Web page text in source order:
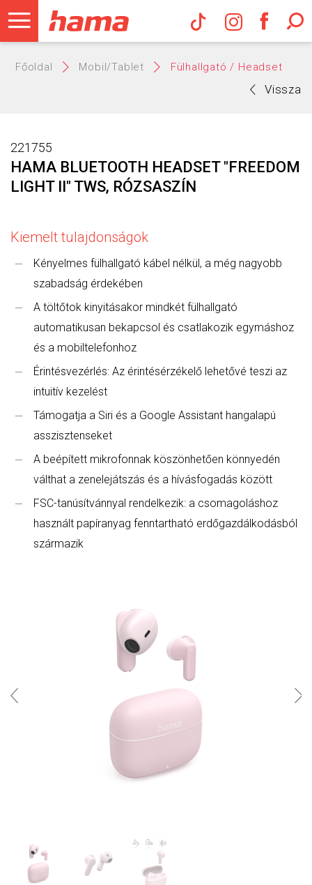
Hama
Főoldal Mobil/Tablet Fülhallgató / Headset
Vissza
221755
HAMA BLUETOOTH HEADSET "FREEDOM
LIGHT II" TWS, RÓZSASZÍN
Kiemelt tulajdonságok
Kényelmes fülhallgató kábel nélkül, a még nagyobb
szabadság érdekében
A töltőtok kinyitásakor mindkét fülhallgató
automatikusan bekapcsol és csatlakozik egymáshoz
és a mobiltelefonhoz
Érintésvezérlés: Az érintésérzékelő lehetővé teszi az
intuitív kezelést
Támogatja a Siri és a Google Assistant hangalapú
asszisztenseket
A beépített mikrofonnak köszönhetően könnyedén
válthat a zenelejátszás és a hívásfogadás között
FSC-tanúsítvánnyal rendelkezik: a csomagoláshoz
használt papíranyag fenntartható erdőgazdálkodásból
származik